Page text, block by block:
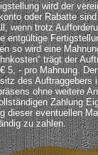
wird der
oder Rabatte
wenn trotz
entgültige
so wird eine
trägt der
5, - pro Mahnung.
des Auftraggebers
ohne weitere
Zahlung
dieser eventuellen
zu zahlen.